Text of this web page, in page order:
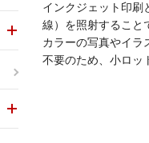
インクジェット印刷
線）を照射すること
カラーの写真やイラ
不要のため、小ロッ